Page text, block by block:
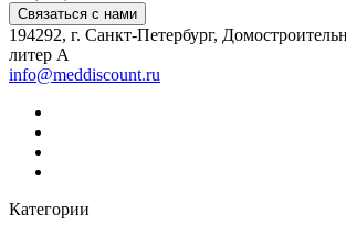
Связаться с нами
194292, г. Санкт-Петербург,
литер А
info@meddiscount.ru
Категории